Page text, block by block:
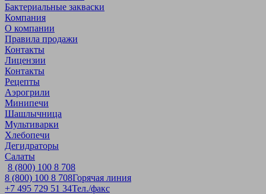
Бактериальные закваски
Компания
О компании
Правила продажи
Контакты
Лицензии
Контакты
Рецепты
Аэрогрили
Минипечи
Шашлычница
Мультиварки
Хлебопечи
Дегидраторы
Салаты
8 (800) 100 8 708
8 (800) 100 8 708Горячая линия
+7 495 729 51 34Тел./факс